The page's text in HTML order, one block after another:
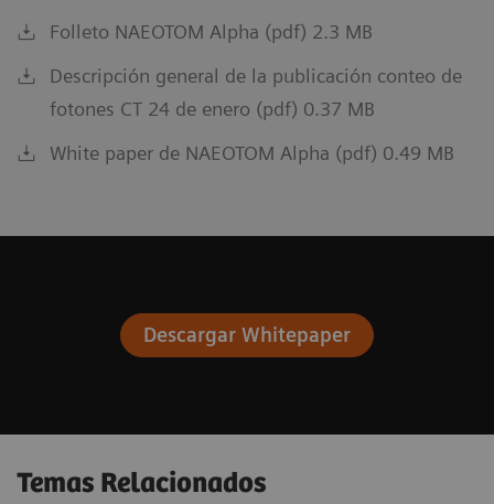
Resolucion espacial
Folleto NAEOTOM Alpha (pdf) 2.3 MB
Descripción general de la publicación conteo de
fotones CT 24 de enero (pdf) 0.37 MB
White paper de NAEOTOM Alpha (pdf) 0.49 MB
Descargar Whitepaper
Temas Relacionados